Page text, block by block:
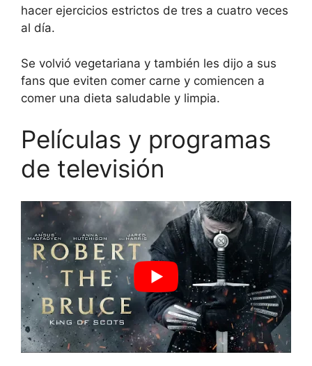
hacer ejercicios estrictos de tres a cuatro veces
al día.
Se volvió vegetariana y también les dijo a sus
fans que eviten comer carne y comiencen a
comer una dieta saludable y limpia.
Películas y programas
de televisión